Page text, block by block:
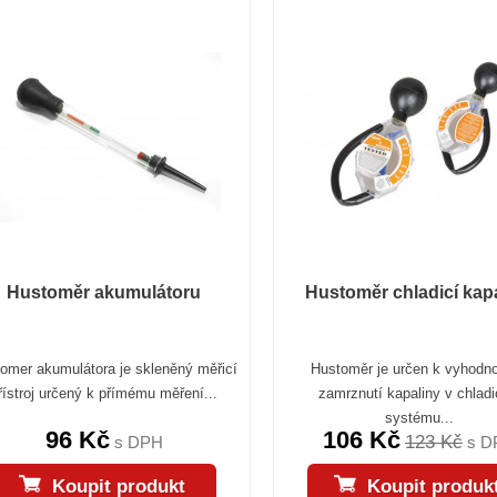
Hustoměr akumulátoru
akumulátora je skleněný měřicí
určený k přímému měření...
96 Kčs DPH
Koupit produkt
Hustoměr chladicí
Hustoměr je určen k
zamrznutí kapaliny v
systému...
106 Kč 123 Kčs
Koupit